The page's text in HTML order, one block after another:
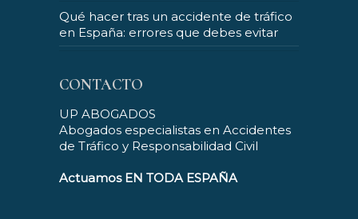
Qué hacer tras un accidente de tráfico
en España: errores que debes evitar
CONTACTO
UP ABOGADOS
Abogados especialistas en Accidentes
de Tráfico y Responsabilidad Civil
Actuamos EN TODA ESPAÑA